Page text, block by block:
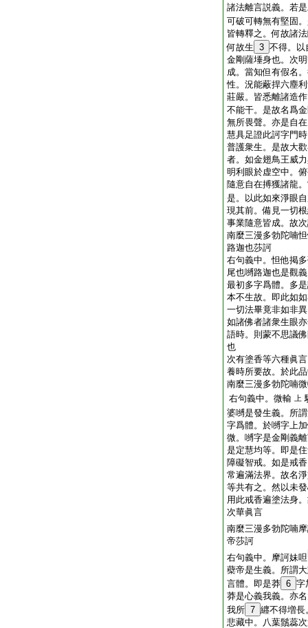
諸法離言説義。若
可破可轉無有堅固
皆轉釋之。何故諸
何故生 3 不得。以
金剛薩埵身也。次
成。當知但有假名
性。況能蔽捍六塵
莊嚴。皆悉離諸造
不能干。是故名爲
無所畏聲。亦是自
慧具足證此訶字門
普護衆生。是故大
者。如金翅鳥王威
明利眼於虚空中。
隨意自在搏獲諸龍
是。以此如來淨眼
現其前。備見一切
事業隨意皆成。故
南麼三漫多勃陀喃
路迦也莎訶
右句義中。怛他掲
尾也嚩路迦也是觀
最初多字爲體。多
本不生故。即此如
一切法畢竟非如非
如諸佛者諸衆生眼
語時。則蒙不思議
也
次有塗香等六種眞
養時所要故。於此
南麼三漫多勃陀喃
右句義中。微輸
上
婆嚩是發生義。所
字爲體。於嚩字上
微。嚩字是金剛義
是定慧均等。即是
障礙智戒。如是戒
常遍滿法界。故名
等共有之。然以未
用此戒香遍塗法身
次華眞言
南麼三漫多勃陀喃
帝莎訶
右句義中。摩訶妹呾
蘗帝是生義。所謂
言體。即是莽 6 字
莽是心義我義。亦
我所 7 纒不得増長
悲藏中。八葉鬚蕊